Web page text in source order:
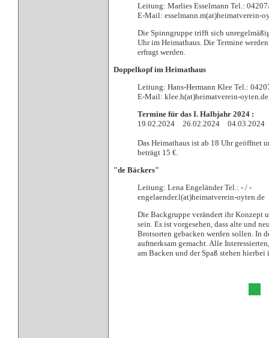
Leitung: Marlies Esselmann Tel.:
E-Mail: esselmann.m(at)heimatverein-
Die Spinngruppe trifft sich
Uhr im Heimathaus. Die Termine
erfragt werden.
Doppelkopf im Heimathaus
Leitung: Hans-Hermann Klee Tel.:
E-Mail: klee.h(at)heimatverein-oyten.de
Termine für das I. Halbjahr 2024 :
19.02.2024 26.02.2024
Das Heimathaus ist ab 18 Uhr geöffnet
beträgt 15 €.
"de Bäckers"
Leitung: Lena Engeländer Tel.: - / -
engelaender.l(at)heimatverein-oyten.de
Die Backgruppe verändert ihr Konzept
sein. Es ist vorgesehen, dass alte und
Brotsorten gebacken werden sollen. In
aufmerksam gemacht. Alle
am Backen und der Spaß stehen hierbei